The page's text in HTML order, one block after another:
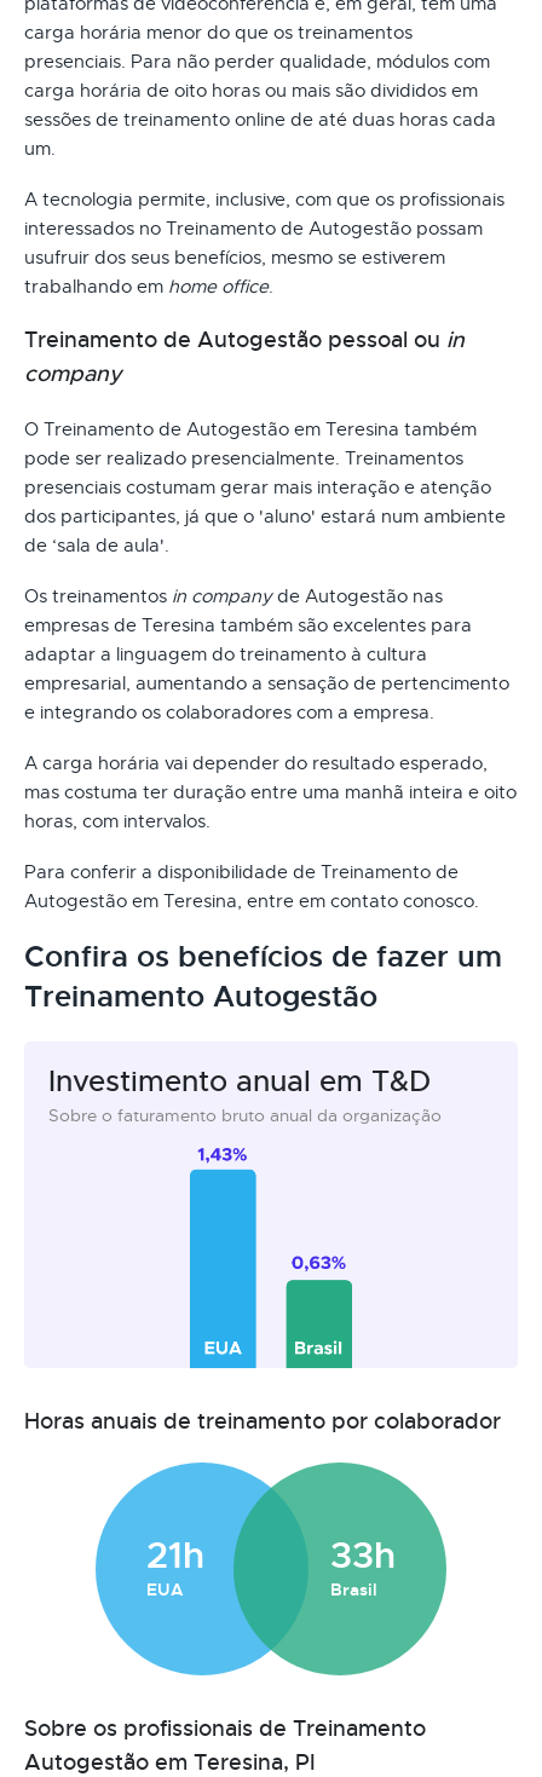
carga horária menor do que os treinamentos
presenciais. Para não perder qualidade, módulos com
carga horária de oito horas ou mais são divididos em
sessões de treinamento online de até duas horas cada
um.
A tecnologia permite, inclusive, com que os profissionais
interessados no Treinamento de Autogestão possam
usufruir dos seus benefícios, mesmo se estiverem
trabalhando em home office.
Treinamento de Autogestão pessoal ou in
company
O Treinamento de Autogestão em Teresina também
pode ser realizado presencialmente. Treinamentos
presenciais costumam gerar mais interação e atenção
dos participantes, já que o 'aluno' estará num ambiente
de ‘sala de aula'.
Os treinamentos in companyde Autogestão nas
empresas de Teresina também são excelentes para
adaptar a linguagem do treinamento à cultura
empresarial, aumentando a sensação de pertencimento
e integrando os colaboradores com a empresa.
A carga horária vai depender do resultado esperado,
mas costuma ter duração entre uma manhã inteira e oito
horas, com intervalos.
Para conferir a disponibilidade de Treinamento de
Autogestão em Teresina, entre em contato conosco.
Confira os benefícios de fazer um
Treinamento Autogestão
Investimento anual em T&D
Sobre o faturamento bruto anual da organização
Horas anuais de treinamento por colaborador
21h
EUA
33h
Brasil
Sobre os profissionais de Treinamento
Autogestão em Teresina, PI